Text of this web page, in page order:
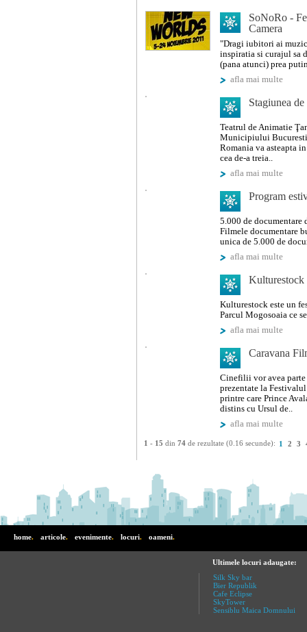
SoNoRo -
Camera
"Dragi iubitori ai
inspiratia si curajul sa
(pana atunci) prea
afla mai multe
Stagiunea
Teatrul de Animatie
Municipiului
Romania va asteapta
cea de-a treia..
afla mai multe
Program
5.000 de documentare
Filmele documentare
unica de 5.000 de
afla mai multe
Kulturestock
Kulturestock este un
Parcul Mogosoaia ce
afla mai multe
Caravana
Cinefilii vor avea parte
prezentate la
printre care Prince
distins cu Ursul de..
afla mai multe
1 - 15 din 74 de rezultate (0.16 secunde): 1 2 3
home. articole. evenimente. locuri. oameni.
Ultimele locuri adaugate:
Silk Sky bar
Bier Republik
Cafe Eclipse
SkyTower
Sensiblu Maica Domnului